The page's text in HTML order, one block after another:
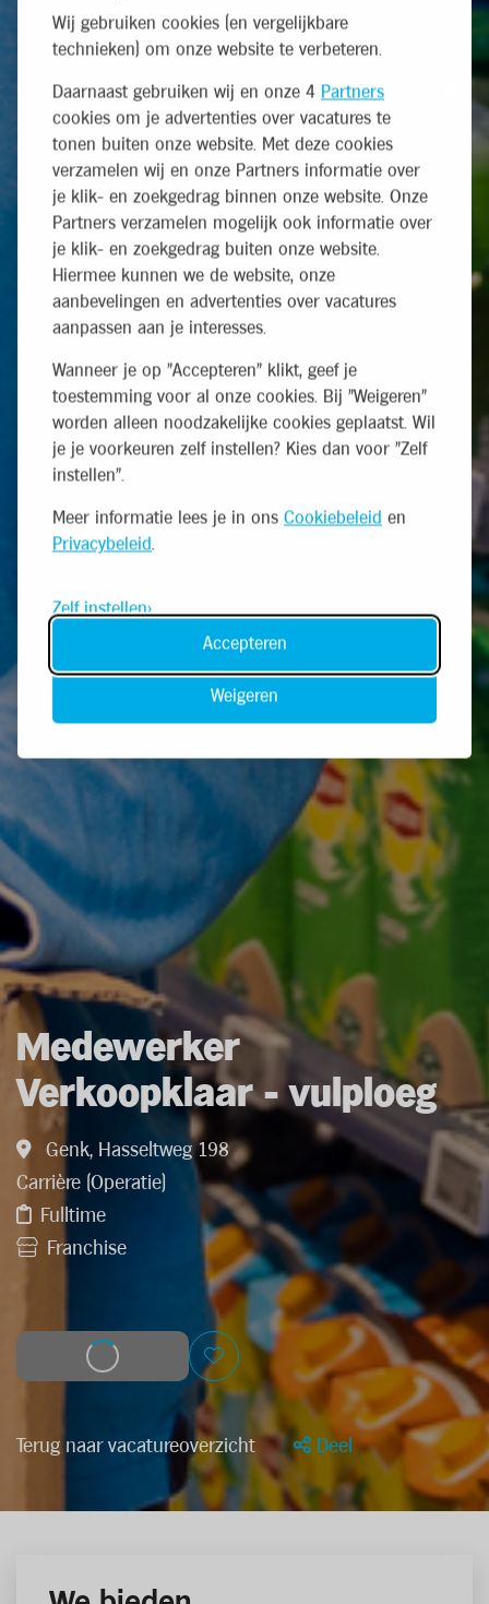
Wij gebruiken cookies (en vergelijkbare
technieken) om onze website te verbeteren.
Daarnaast gebruiken wij en onze 4 Partners
cookies om je advertenties over vacatures te
tonen buiten onze website. Met deze cookies
verzamelen wij en onze Partners informatie over
je klik- en zoekgedrag binnen onze website. Onze
Partners verzamelen mogelijk ook informatie over
je klik- en zoekgedrag buiten onze website.
Hiermee kunnen we de website, onze
aanbevelingen en advertenties over vacatures
aanpassen aan je interesses.
Wanneer je op "Accepteren" klikt, geef je
toestemming voor al onze cookies. Bij "Weigeren"
worden alleen noodzakelijke cookies geplaatst. Wil
je je voorkeuren zelf instellen? Kies dan voor "Zelf
instellen".
Meer informatie lees je in ons Cookiebeleid en
Privacybeleid.
Zelf instellen
Weigeren
Accepteren
Medewerker
Verkoopklaar - vulploeg
Genk, Hasseltweg 198
Carrière (Operatie)
Fulltime
Franchise
Solliciteer
Terug naar vacatureoverzicht Deel